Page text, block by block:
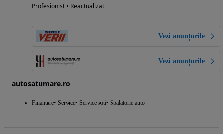
Profesionist • Reactualizat
Vezi anunțurile
Vezi anunțurile
autosatumare.ro
Finantare Service Service roti Spalatorie auto